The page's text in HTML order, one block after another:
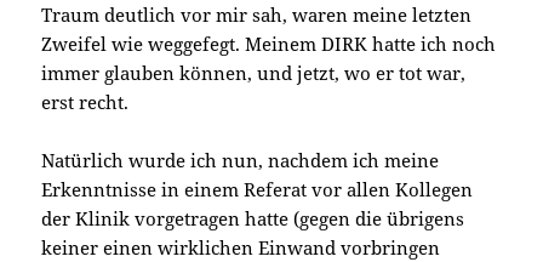
Traum deutlich vor mir sah, waren meine letzten
Zweifel wie weggefegt. Meinem DIRK hatte ich noch
immer glauben können, und jetzt, wo er tot war,
erst recht.
Natürlich wurde ich nun, nachdem ich meine
Erkenntnisse in einem Referat vor allen Kollegen
der Klinik vorgetragen hatte (gegen die übrigens
keiner einen wirklichen Einwand vorbringen